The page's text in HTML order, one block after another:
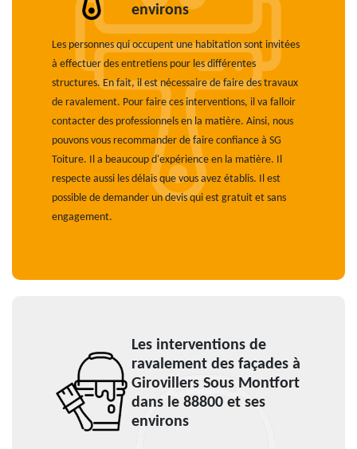
environs
Les personnes qui occupent une habitation sont invitées
à effectuer des entretiens pour les différentes
structures. En fait, il est nécessaire de faire des travaux
de ravalement. Pour faire ces interventions, il va falloir
contacter des professionnels en la matière. Ainsi, nous
pouvons vous recommander de faire confiance à SG
Toiture. Il a beaucoup d'expérience en la matière. Il
respecte aussi les délais que vous avez établis. Il est
possible de demander un devis qui est gratuit et sans
engagement.
Les interventions de
ravalement des façades à
Girovillers Sous Montfort
dans le 88800 et ses
environs